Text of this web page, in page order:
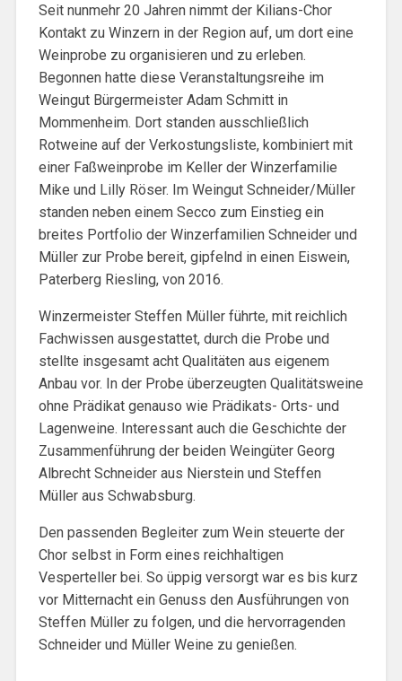
Seit nunmehr 20 Jahren nimmt der Kilians-Chor
Kontakt zu Winzern in der Region auf, um dort eine
Weinprobe zu organisieren und zu erleben.
Begonnen hatte diese Veranstaltungsreihe im
Weingut Bürgermeister Adam Schmitt in
Mommenheim. Dort standen ausschließlich
Rotweine auf der Verkostungsliste, kombiniert mit
einer Faßweinprobe im Keller der Winzerfamilie
Mike und Lilly Röser. Im Weingut Schneider/Müller
standen neben einem Secco zum Einstieg ein
breites Portfolio der Winzerfamilien Schneider und
Müller zur Probe bereit, gipfelnd in einen Eiswein,
Paterberg Riesling, von 2016.
Winzermeister Steffen Müller führte, mit reichlich
Fachwissen ausgestattet, durch die Probe und
stellte insgesamt acht Qualitäten aus eigenem
Anbau vor. In der Probe überzeugten Qualitätsweine
ohne Prädikat genauso wie Prädikats- Orts- und
Lagenweine. Interessant auch die Geschichte der
Zusammenführung der beiden Weingüter Georg
Albrecht Schneider aus Nierstein und Steffen
Müller aus Schwabsburg.
Den passenden Begleiter zum Wein steuerte der
Chor selbst in Form eines reichhaltigen
Vesperteller bei. So üppig versorgt war es bis kurz
vor Mitternacht ein Genuss den Ausführungen von
Steffen Müller zu folgen, und die hervorragenden
Schneider und Müller Weine zu genießen.